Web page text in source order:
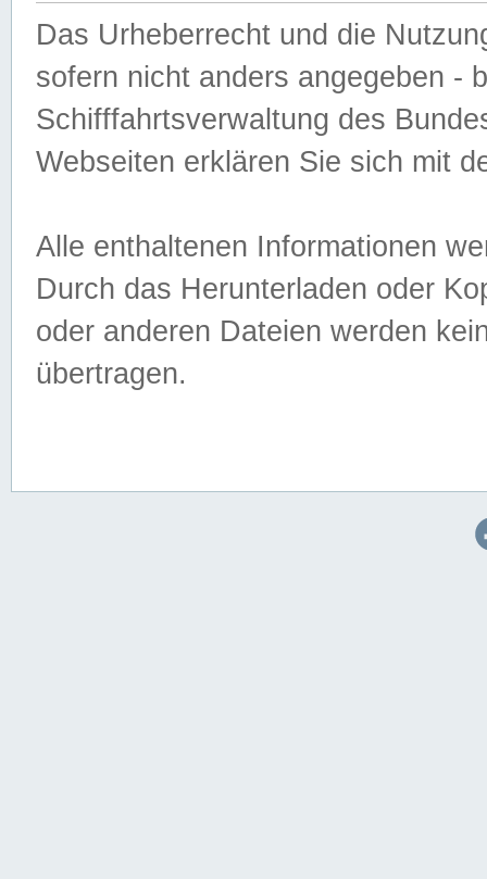
Das Urheberrecht und die
sofern nicht anders angegeben -
Schifffahrtsverwaltung des
Webseiten erklären Sie sich mit
Alle enthaltenen Informationen
Durch das Herunterladen oder
oder anderen Dateien werden
übertragen.